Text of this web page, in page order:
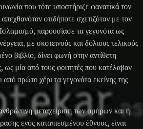
που τότε υποστήριζε φανατικά τον
οτιδήποτε σχετιζόταν με τον
παρουσίασε τα γεγονότα ως
με σκοτεινούς και δόλιους τελικούς
βιβλίο, δίνει φωνή στην αντίθετη
μία από τους φοιτητές που κατέλαβαν
από πρώτο χέρι τα γεγονότα εκείνης της
μεταχείριση των ομήρων και η
ενός καταπιεσμένου έθνους, είναι